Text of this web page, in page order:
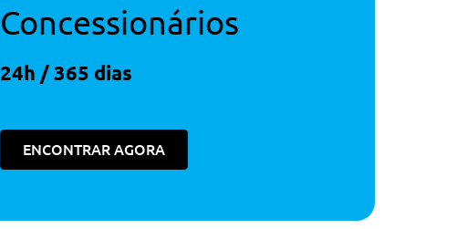
Concessionários
24h / 365 dias
ENCONTRAR AGORA